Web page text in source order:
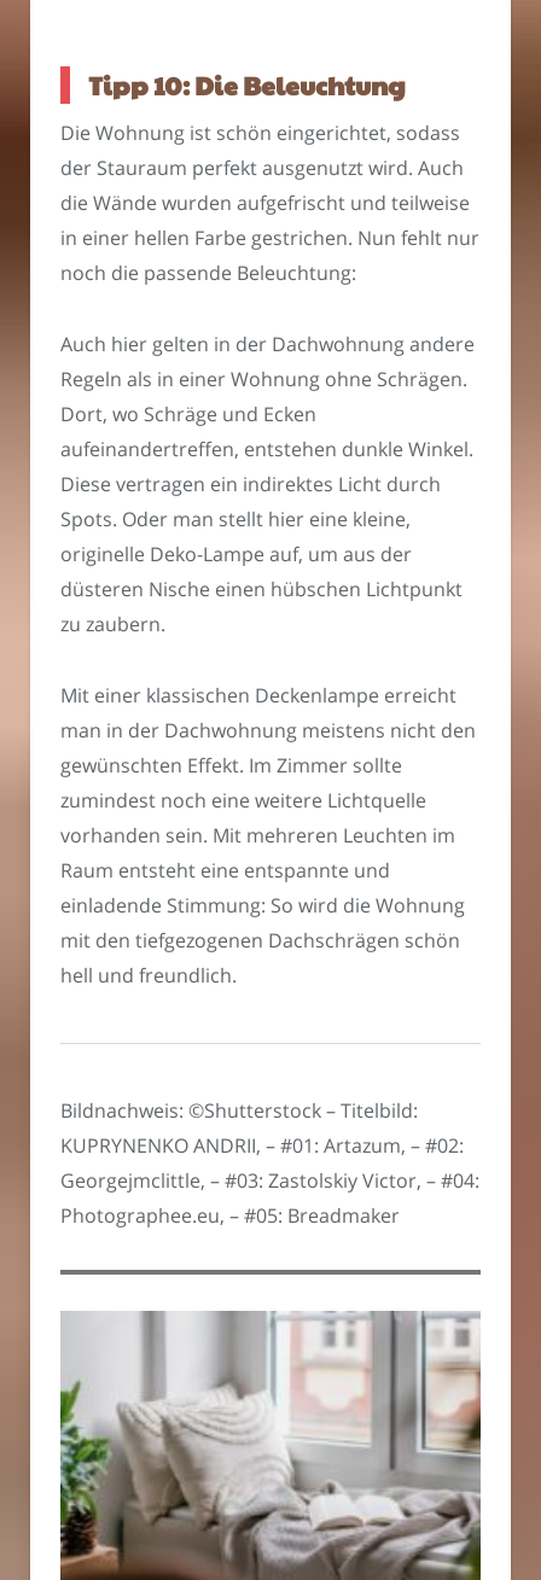
Tipp 10: Die Beleuchtung
Die Wohnung ist schön eingerichtet, sodass
der Stauraum perfekt ausgenutzt wird. Auch
die Wände wurden aufgefrischt und teilweise
in einer hellen Farbe gestrichen. Nun fehlt nur
noch die passende Beleuchtung:
Auch hier gelten in der Dachwohnung andere
Regeln als in einer Wohnung ohne Schrägen.
Dort, wo Schräge und Ecken
aufeinandertreffen, entstehen dunkle Winkel.
Diese vertragen ein indirektes Licht durch
Spots. Oder man stellt hier eine kleine,
originelle Deko-Lampe auf, um aus der
düsteren Nische einen hübschen Lichtpunkt
zu zaubern.
Mit einer klassischen Deckenlampe erreicht
man in der Dachwohnung meistens nicht den
gewünschten Effekt. Im Zimmer sollte
zumindest noch eine weitere Lichtquelle
vorhanden sein. Mit mehreren Leuchten im
Raum entsteht eine entspannte und
einladende Stimmung: So wird die Wohnung
mit den tiefgezogenen Dachschrägen schön
hell und freundlich.
Bildnachweis: ©Shutterstock – Titelbild:
KUPRYNENKO ANDRII, – #01: Artazum, – #02:
Georgejmclittle, – #03: Zastolskiy Victor, – #04:
Photographee.eu, – #05: Breadmaker